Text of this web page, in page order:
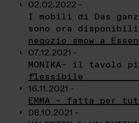
02.02.2022 -
I mobili di Das
sono ora
negozio smow a Essen
07.12.2021 -
MONIKA– il tavolo
flessibile
16.11.2021 -
EMMA – fatta per
08.10.2021 -